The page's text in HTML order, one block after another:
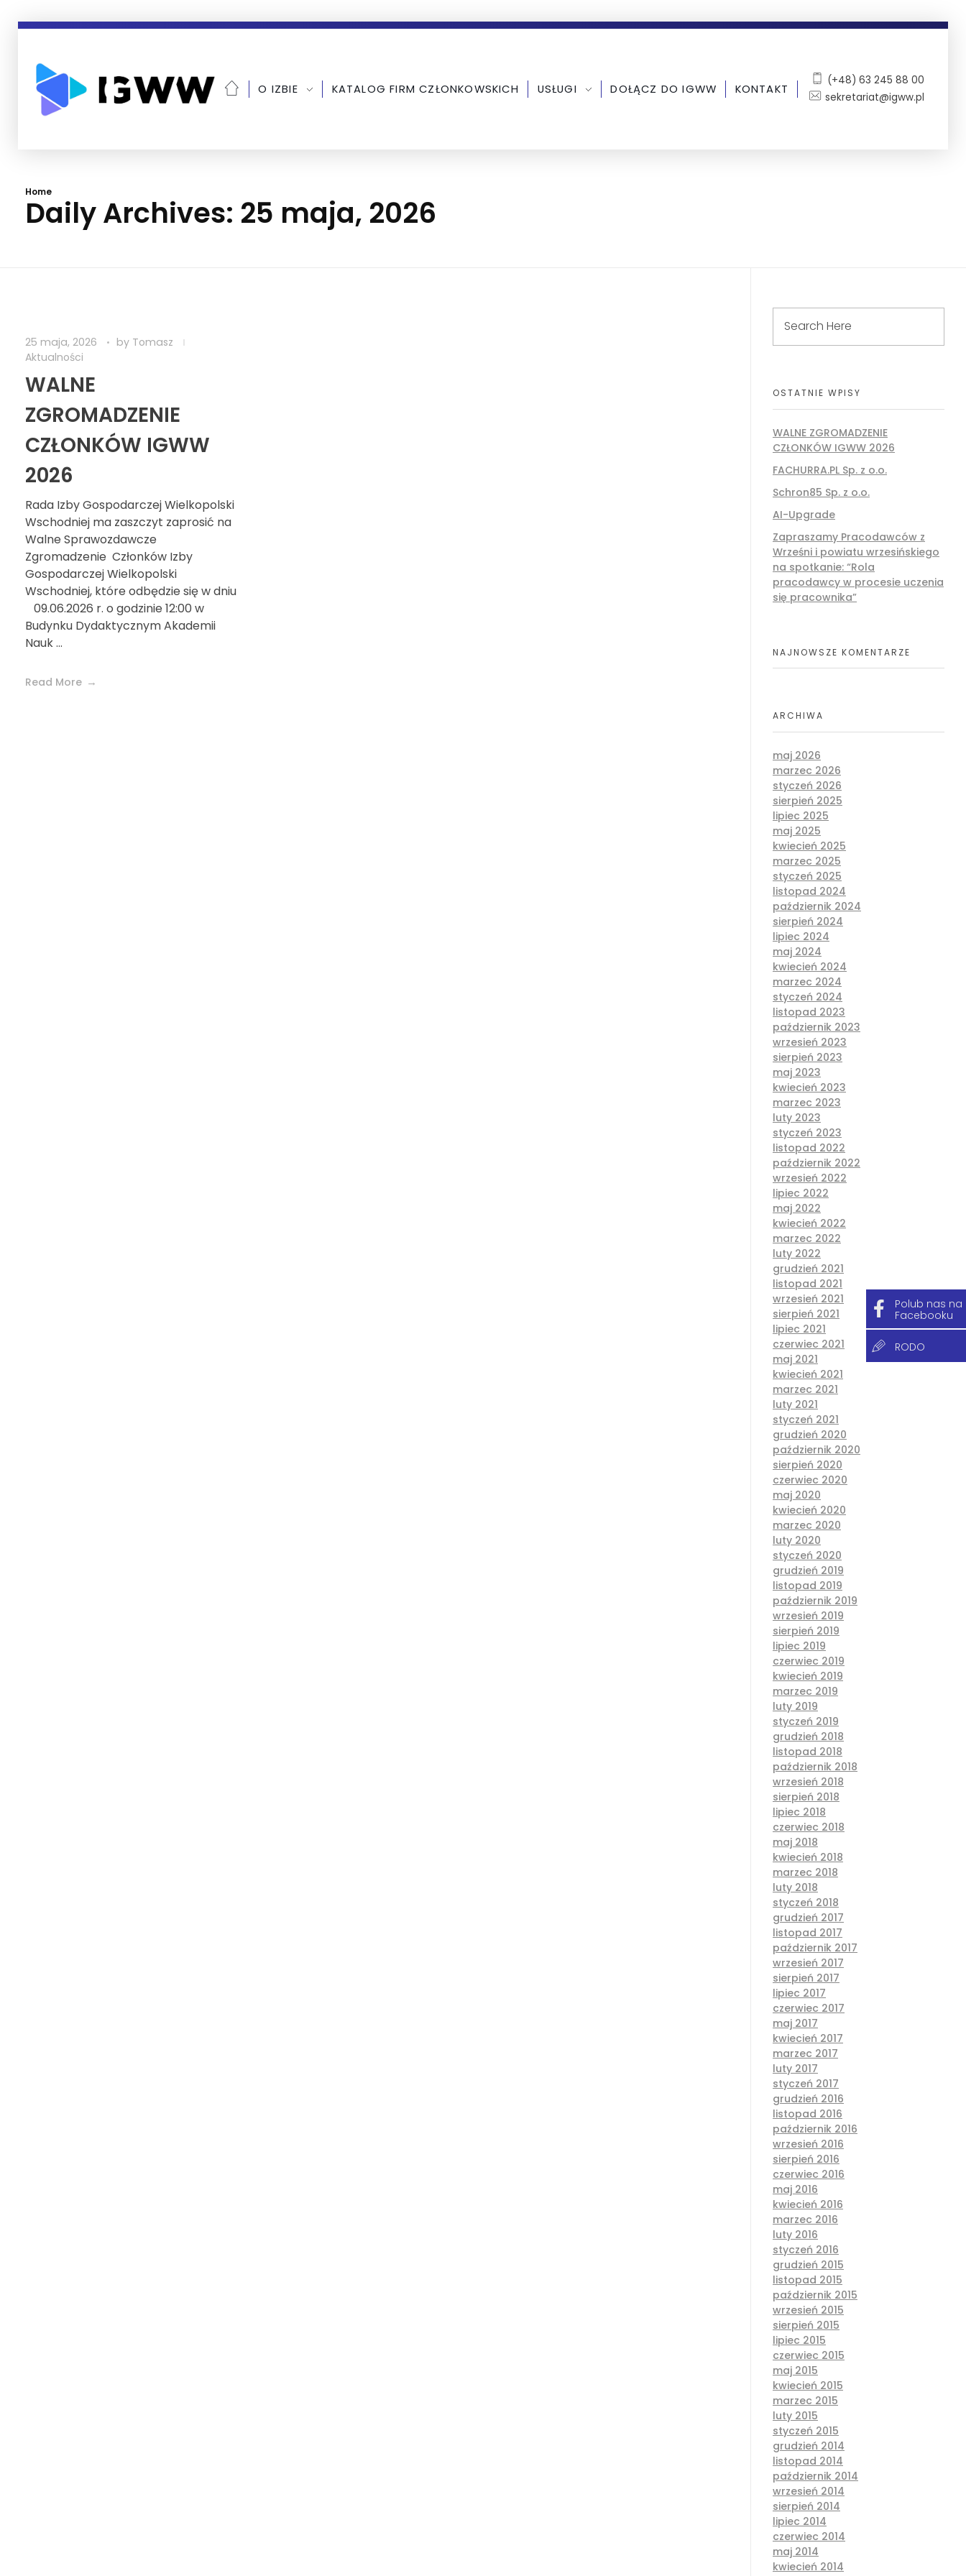
O IZBIE KATALOG FIRM CZŁONKOWSKICH USŁUGI DOŁĄCZ DO IGWW KONTAKT
(+48) 63 245 88 00
sekretariat@igww.pl
Polub nas na
Facebooku
RODO
Home
Daily Archives: 25 maja, 2026
25 maja, 2026 by Tomasz
Aktualności
WALNE
ZGROMADZENIE
CZŁONKÓW IGWW
2026
Rada Izby Gospodarczej Wielkopolski
Wschodniej ma zaszczyt zaprosić na
Walne Sprawozdawcze
Zgromadzenie Członków Izby
Gospodarczej Wielkopolski
Wschodniej, które odbędzie się w dniu
09.06.2026 r. o godzinie 12:00 w
Budynku Dydaktycznym Akademii
Nauk ...
Read More
OSTATNIE WPISY
WALNE ZGROMADZENIE
CZŁONKÓW IGWW 2026
FACHURRA.PL Sp. z o.o.
Schron85 Sp. z o.o.
AI-Upgrade
Zapraszamy Pracodawców z
Wrześni i powiatu wrzesińskiego
na spotkanie: “Rola
pracodawcy w procesie uczenia
się pracownika”
NAJNOWSZE KOMENTARZE
ARCHIWA
maj 2026
marzec 2026
styczeń 2026
sierpień 2025
lipiec 2025
maj 2025
kwiecień 2025
marzec 2025
styczeń 2025
listopad 2024
październik 2024
sierpień 2024
lipiec 2024
maj 2024
kwiecień 2024
marzec 2024
styczeń 2024
listopad 2023
październik 2023
wrzesień 2023
sierpień 2023
maj 2023
kwiecień 2023
marzec 2023
luty 2023
styczeń 2023
listopad 2022
październik 2022
wrzesień 2022
lipiec 2022
maj 2022
kwiecień 2022
marzec 2022
luty 2022
grudzień 2021
listopad 2021
wrzesień 2021
sierpień 2021
lipiec 2021
czerwiec 2021
maj 2021
kwiecień 2021
marzec 2021
luty 2021
styczeń 2021
grudzień 2020
październik 2020
sierpień 2020
czerwiec 2020
maj 2020
kwiecień 2020
marzec 2020
luty 2020
styczeń 2020
grudzień 2019
listopad 2019
październik 2019
wrzesień 2019
sierpień 2019
lipiec 2019
czerwiec 2019
kwiecień 2019
marzec 2019
luty 2019
styczeń 2019
grudzień 2018
listopad 2018
październik 2018
wrzesień 2018
sierpień 2018
lipiec 2018
czerwiec 2018
maj 2018
kwiecień 2018
marzec 2018
luty 2018
styczeń 2018
grudzień 2017
listopad 2017
październik 2017
wrzesień 2017
sierpień 2017
lipiec 2017
czerwiec 2017
maj 2017
kwiecień 2017
marzec 2017
luty 2017
styczeń 2017
grudzień 2016
listopad 2016
październik 2016
wrzesień 2016
sierpień 2016
czerwiec 2016
maj 2016
kwiecień 2016
marzec 2016
luty 2016
styczeń 2016
grudzień 2015
listopad 2015
październik 2015
wrzesień 2015
sierpień 2015
lipiec 2015
czerwiec 2015
maj 2015
kwiecień 2015
marzec 2015
luty 2015
styczeń 2015
grudzień 2014
listopad 2014
październik 2014
wrzesień 2014
sierpień 2014
lipiec 2014
czerwiec 2014
maj 2014
kwiecień 2014